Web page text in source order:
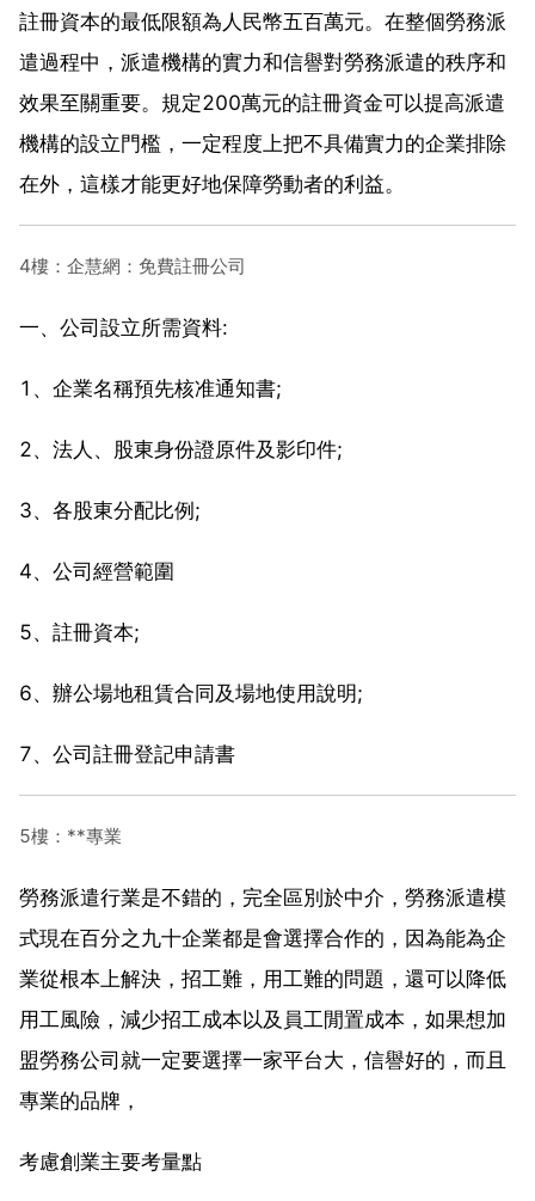
註冊資本的最低限額為人民幣五百萬元。在整個勞務派
遣過程中，派遣機構的實力和信譽對勞務派遣的秩序和
效果至關重要。規定200萬元的註冊資金可以提高派遣
機構的設立門檻，一定程度上把不具備實力的企業排除
在外，這樣才能更好地保障勞動者的利益。
4樓：企慧網：免費註冊公司
一、公司設立所需資料:
1、企業名稱預先核准通知書;
2、法人、股東身份證原件及影印件;
3、各股東分配比例;
4、公司經營範圍
5、註冊資本;
6、辦公場地租賃合同及場地使用說明;
7、公司註冊登記申請書
5樓：**專業
勞務派遣行業是不錯的，完全區別於中介，勞務派遣模
式現在百分之九十企業都是會選擇合作的，因為能為企
業從根本上解決，招工難，用工難的問題，還可以降低
用工風險，減少招工成本以及員工閒置成本，如果想加
盟勞務公司就一定要選擇一家平台大，信譽好的，而且
專業的品牌，
考慮創業主要考量點